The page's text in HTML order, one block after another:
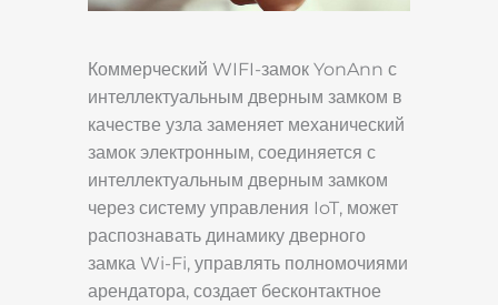
Коммерческий WIFI-замок YonAnn с
интеллектуальным дверным замком в
качестве узла заменяет механический
замок электронным, соединяется с
интеллектуальным дверным замком
через систему управления IoT, может
распознавать динамику дверного
замка Wi-Fi, управлять полномочиями
арендатора, создает бесконтактное